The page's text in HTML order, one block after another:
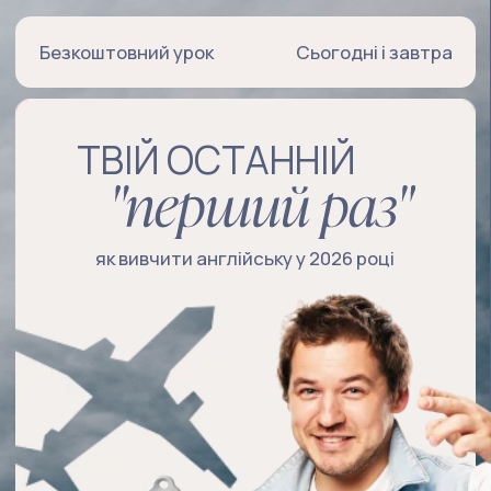
На безкоштовному уроці я
покажу систему, яка
допоможе тобі вийти на
рівень А1 за 12 тижнів і
нарешті заговорити, а не
як вивчити англійську у 2026 році